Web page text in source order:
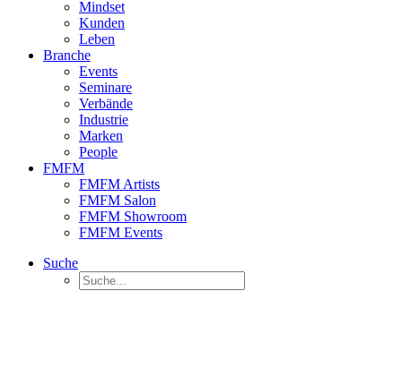
Mindset
Kunden
Leben
Branche
Events
Seminare
Verbände
Industrie
Marken
People
FMFM
FMFM Artists
FMFM Salon
FMFM Showroom
FMFM Events
Suche